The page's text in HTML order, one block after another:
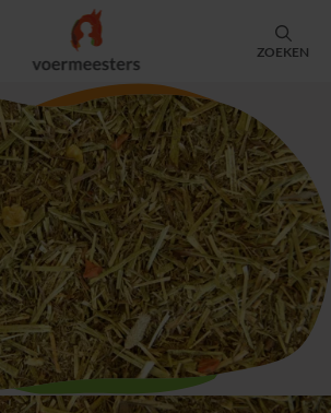
ZOEKEN